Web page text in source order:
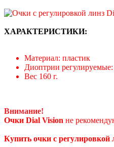
ХАРАКТЕРИСТИКИ:
Материал: пластик
Диоптрии
Вес 160 г.
Внимание!
Очки Dial Vision не
Купить очки с регулировкой